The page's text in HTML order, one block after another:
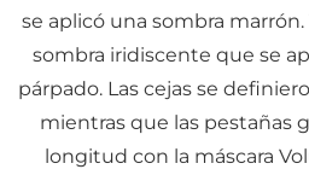
se aplicó una sombra marrón.
sombra iridiscente que se
párpado. Las cejas se
mientras que las pestañas
longitud con la máscara